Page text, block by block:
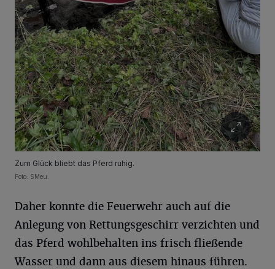
Zum Glück bliebt das Pferd ruhig.
Foto: SMeu.
Daher konnte die Feuerwehr auch auf die
Anlegung von Rettungsgeschirr verzichten und
das Pferd wohlbehalten ins frisch fließende
Wasser und dann aus diesem hinaus führen.